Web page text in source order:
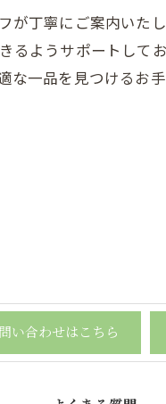
丁寧にご案内いた
ようサポートして
一品を見つけるお
い合わせはこちら